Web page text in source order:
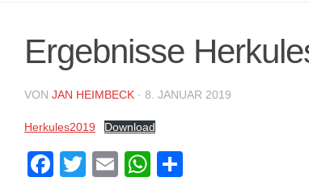
Ergebnisse
VON JAN HEIMBECK · 8. JANUAR 2019
Herkules2019 Download
Facebook
TwitterEmailWhatsApp